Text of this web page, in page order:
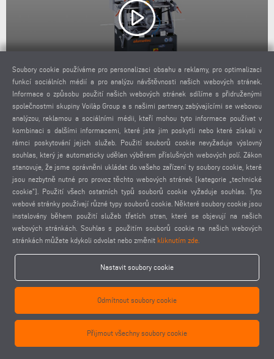
KF 78 - 2VŘETENOVÁ KOPÍROVACÍ FRÉZA
Soubory cookie používáme pro personalizaci obsahu a reklamy, pro optimalizaci
funkcí sociálních médií a pro analýzu návštěvnosti našich webových stránek.
Informace o způsobu použití našich webových stránek sdílíme s přidruženými
společnostmi skupiny Voilàp Group a s našimi partnery, zabývajícími se webovou
analýzou, reklamou a sociálními médii, kteří mohou tyto informace používat v
kombinaci s dalšími informacemi, které jste jim poskytli nebo které získali v
rámci poskytování jejich služeb. Použití souborů cookie nevyžaduje výslovný
souhlas, který je automaticky udělen výběrem příslušných webových polí. Zákon
stanovuje, že jsme oprávněni ukládat do vašeho zařízení ty soubory cookie, které
jsou nezbytně nutné pro provoz těchto webových stránek [kategorie „technické
cookie”]. Použití všech ostatních typů souborů cookie vyžaduje souhlas. Tyto
webové stránky používají různé typy souborů cookie. Některé soubory cookie jsou
instalovány během použití služeb třetích stran, které se objevují na našich
webových stránkách. Souhlas s použitím souborů cookie na našich webových
stránkách můžete kdykoli odvolat nebo změnit kliknutím zde.
Nastavit soubory cookie
Odmítnout soubory cookie
Přijmout všechny soubory cookie